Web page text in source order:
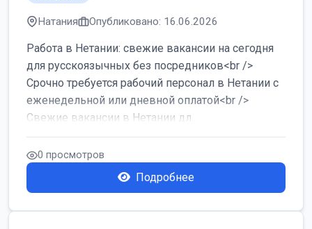
Натания Опубликовано: 16.06.2026
Работа в Нетании: свежие вакансии на сегодня
для русскоязычных без посредников<br />
Срочно требуется рабочий персонал в Нетании с
еженедельной или дневной оплатой<br />
Свежие вакансии в Нетании дл...
0 просмотров
Подробнее